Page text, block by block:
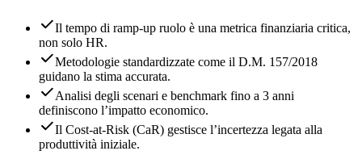
Il tempo di ramp-up ruolo è una metrica finanziaria critica,
non solo HR.
Metodologie standardizzate come il D.M. 157/2018
guidano la stima accurata.
Analisi degli scenari e benchmark fino a 3 anni
definiscono l’impatto economico.
Il Cost-at-Risk (CaR) gestisce l’incertezza legata alla
produttività iniziale.